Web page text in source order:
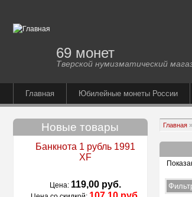
69 монет
Тверской нумизматический
Главная Юбилейные монеты России
Новые товары
Банкнота 1 рубль 1991
XF
Цена: 119,00 руб.
Главная»